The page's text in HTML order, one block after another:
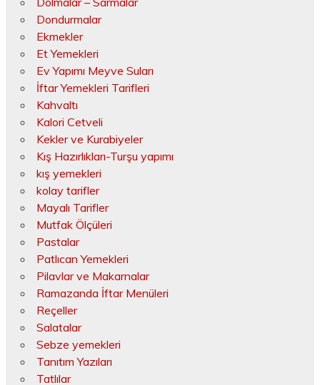
Dondurmalar
Ekmekler
Et Yemekleri
Ev Yapımı Meyve Suları
İftar Yemekleri Tarifleri
Kahvaltı
Kalori Cetveli
Kekler ve Kurabiyeler
Kış Hazırlıkları-Turşu yapımı
kış yemekleri
kolay tarifler
Mayalı Tarifler
Mutfak Ölçüleri
Pastalar
Patlıcan Yemekleri
Pilavlar ve Makarnalar
Ramazanda İftar Menüleri
Reçeller
Salatalar
Sebze yemekleri
Tanıtım Yazıları
Tatlılar